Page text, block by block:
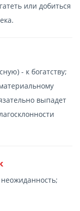
или добиться
- к богатству;
выпадет